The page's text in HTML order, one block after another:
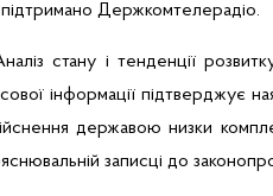
підтримано Держкомтелерадіо.
стану і тенденції
інформації підтверджує
державою низки
записці до